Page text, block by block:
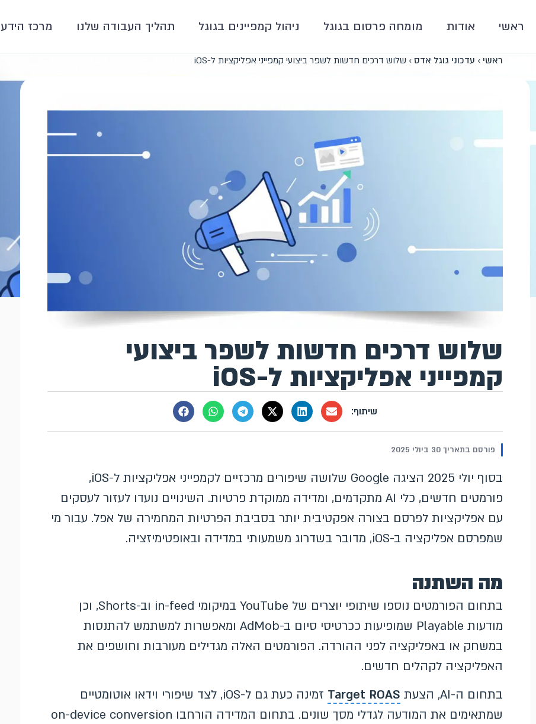
ראשי אודות מומחה פרסום בגוגל ניהול קמפיינים בגוגל תהליך העבודה שלנו מרכז הידע
ראשי › עדכוני גוגל אדס › שלוש דרכים חדשות לשפר ביצועי קמפייני אפליקציות ל-iOS
שלוש דרכים חדשות לשפר ביצועי
קמפייני אפליקציות ל-iOS
פורסם בתאריך 30 ביולי 2025
בסוף יולי 2025 הציגה Google שלושה שיפורים מרכזיים לקמפייני אפליקציות ל-iOS,
פורמטים חדשים, כלי AI מתקדמים, ומדידה ממוקדת פרטיות. השינויים נועדו לעזור לעסקים
עם אפליקציות לפרסם בצורה אפקטיבית יותר בסביבת הפרטיות המחמירה של אפל. עבור מי
שמפרסם אפליקציה ב-iOS, מדובר בשדרוג משמעותי במדידה ובאופטימיזציה.
מה השתנה
בתחום הפורמטים נוספו שיתופי יוצרים של YouTube במיקומי in-feed וב-Shorts, וכן
מודעות Playable שמופיעות ככרטיסי סיום ב-AdMob ומאפשרות למשתמש להתנסות
במשחק או באפליקציה לפני ההורדה. הפורמטים האלה מגדילים מעורבות וחושפים את
האפליקציה לקהלים חדשים.
בתחום ה-AI, הצעת
Target ROAS
זמינה כעת גם ל-iOS, לצד שיפורי וידאו אוטומטיים
שמתאימים את המודעה לגדלי מסך שונים. בתחום המדידה הורחבו on-device conversion